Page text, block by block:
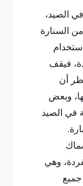
الصيد،
السنارة
فيقف
أن
وبعض
في الصيد
وهي